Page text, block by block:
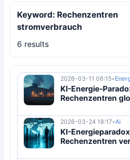
Keyword: Rechenzentren
stromverbrauch
6 results
2026-03-11 06:15•
KI-Energie-
Rechenzentren
2026-03-24 18:17•Ai
KI-
Rechenzentren